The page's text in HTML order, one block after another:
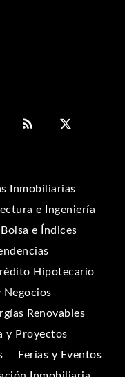
Inmobiliarias
e Ingeniería
Bolsa e Índices
Hipotecario
Negocios
Renovables
y Proyectos
Ferias y Eventos